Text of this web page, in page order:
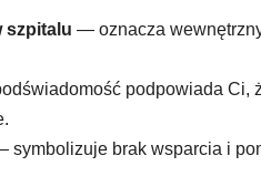
szpitalu — oznacza
podpowiada Ci,
symbolizuje brak wsparcia i